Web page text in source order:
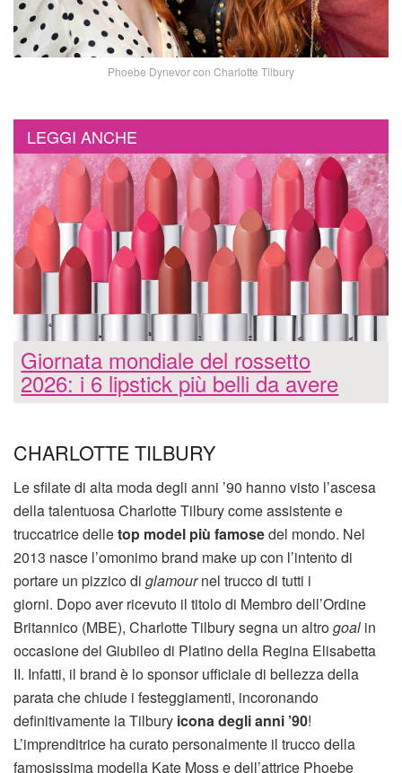
Phoebe Dynevor con Charlotte Tilbury
LEGGI ANCHE
Giornata mondiale del rossetto
2026: i 6 lipstick più belli da avere
CHARLOTTE TILBURY
Le sfilate di alta moda degli anni ’90 hanno visto l’ascesa
della talentuosa Charlotte Tilbury come assistente e
truccatrice delletop model più famosedel mondo. Nel
2013 nasce l’omonimo brand make up con l’intento di
portare un pizzico di glamournel trucco di tutti i
giorni. Dopo aver ricevuto il titolo di Membro dell’Ordine
Britannico (MBE), Charlotte Tilbury segna un altrogoal in
occasione del Giubileo di Platino della Regina Elisabetta
II. Infatti, il brand è lo sponsor ufficiale di bellezza della
parata che chiude i festeggiamenti, incoronando
definitivamente la Tilbury icona degli anni ’90!
L’imprenditrice ha curato personalmente il trucco della
famosissima modella Kate Moss e dell’attrice Phoebe